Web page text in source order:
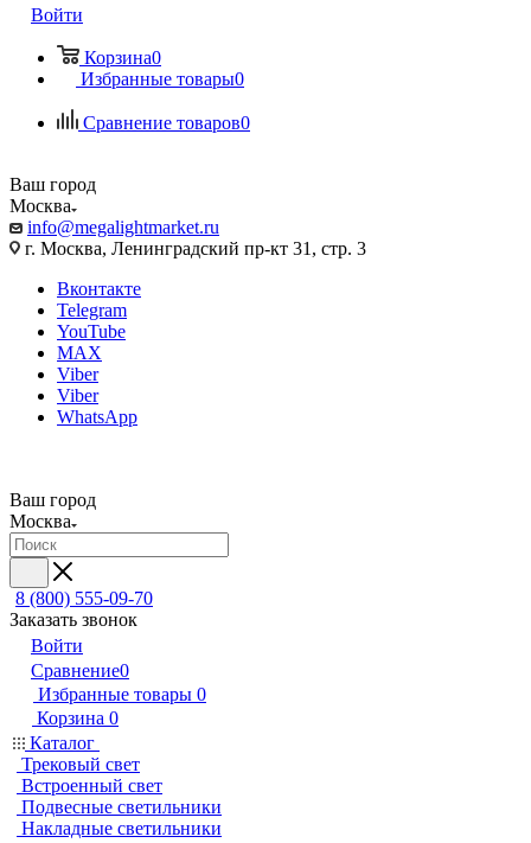
Войти
Корзина0
Избранные товары0
Сравнение товаров0
Ваш город
Москва
info@megalightmarket.ru
г. Москва, Ленинградский пр-кт 31, стр. 3
Вконтакте
Telegram
YouTube
MAX
Viber
Viber
WhatsApp
Ваш город
Москва
8 (800) 555-09-70
Заказать звонок
Войти
Сравнение0
Избранные товары 0
Корзина 0
Каталог
Трековый свет
Встроенный свет
Подвесные светильники
Накладные светильники